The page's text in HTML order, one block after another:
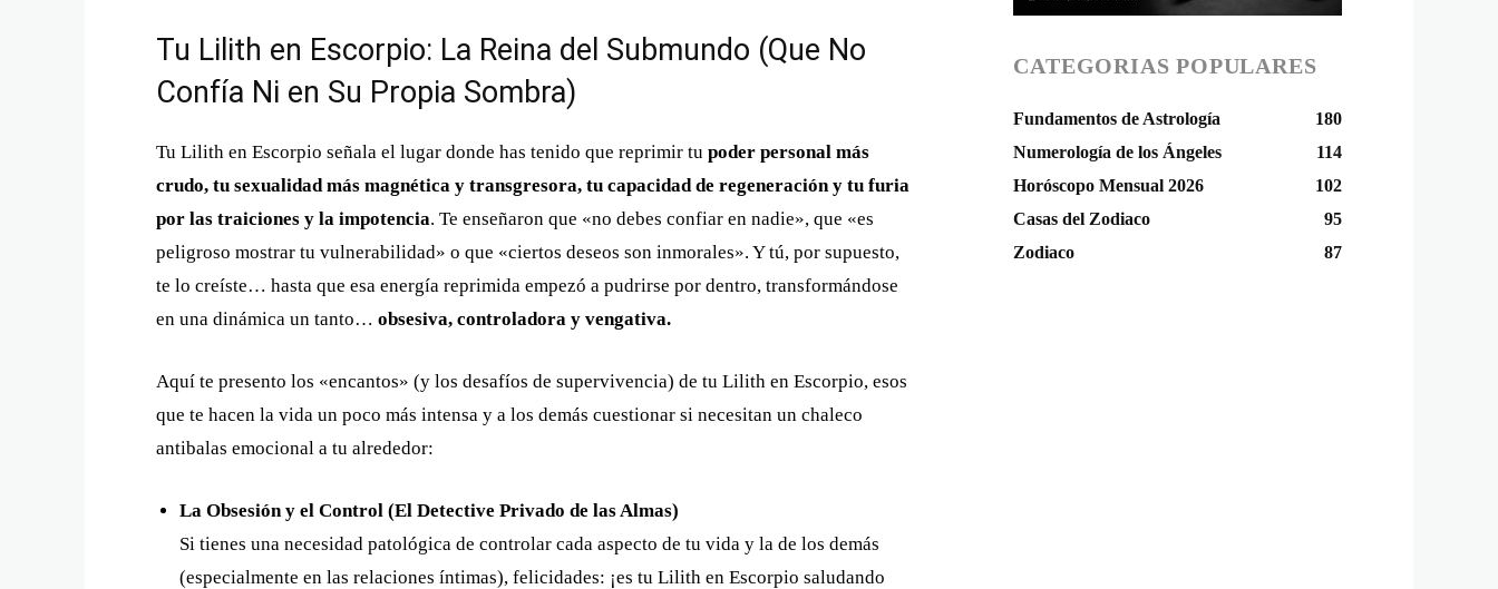
Tu Lilith en Escorpio: La Reina del Submundo (Que No
Confía Ni en Su Propia Sombra)
Tu Lilith en Escorpio señala el lugar donde has tenido que reprimir tu poder personal más
crudo, tu sexualidad más magnética y transgresora, tu capacidad de regeneración y tu furia
por las traiciones y la impotencia. Te enseñaron que «no debes confiar en nadie», que «es
peligroso mostrar tu vulnerabilidad» o que «ciertos deseos son inmorales». Y tú, por supuesto,
te lo creíste… hasta que esa energía reprimida empezó a pudrirse por dentro, transformándose
en una dinámica un tanto… obsesiva, controladora y vengativa.
Aquí te presento los «encantos» (y los desafíos de supervivencia) de tu Lilith en Escorpio, esos
que te hacen la vida un poco más intensa y a los demás cuestionar si necesitan un chaleco
antibalas emocional a tu alrededor:
La Obsesión y el Control (El Detective Privado de las Almas)
Si tienes una necesidad patológica de controlar cada aspecto de tu vida y la de los demás
(especialmente en las relaciones íntimas), felicidades: ¡es tu Lilith en Escorpio saludando
CATEGORIAS POPULARES
Fundamentos de Astrología
180
Numerología de los Ángeles
114
Horóscopo Mensual 2026
102
Casas del Zodiaco
95
Zodiaco
87